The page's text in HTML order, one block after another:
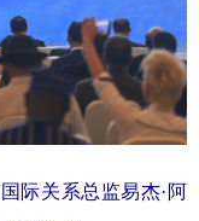
际关系总监易杰·阿